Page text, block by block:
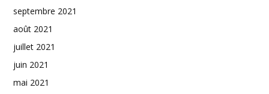
septembre 2021
août 2021
juillet 2021
juin 2021
mai 2021